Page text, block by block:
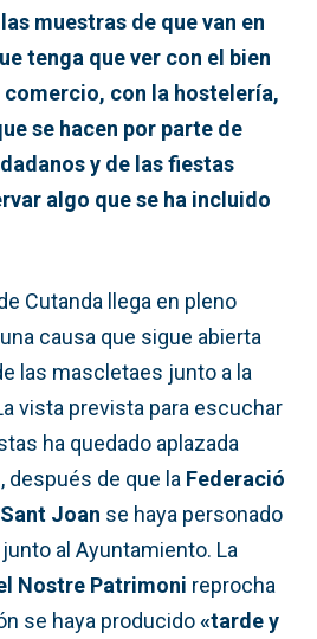
muestras de que van en
tenga que ver con el bien
con la hostelería,
se hacen por parte de
y de las fiestas
algo que se ha incluido
Cutanda llega en pleno
causa que sigue abierta
las mascletaes junto a la
vista prevista para escuchar
ha quedado aplazada
, después de que la Federació
Joan se haya personado
al Ayuntamiento. La
Nostre Patrimoni reprocha
se haya producido«tarde y